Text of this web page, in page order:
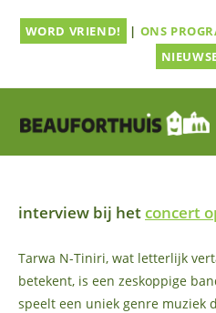
naarWORD VRIEND! | ONS
interview bij hetconcert
Tarwa N-Tiniri, wat letterlijk
betekent, is een zeskoppige
speelt een uniek genre muziek